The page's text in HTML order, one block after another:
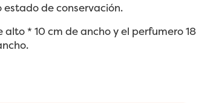
de conservación.
* 10 cm de ancho y el perfumero 18